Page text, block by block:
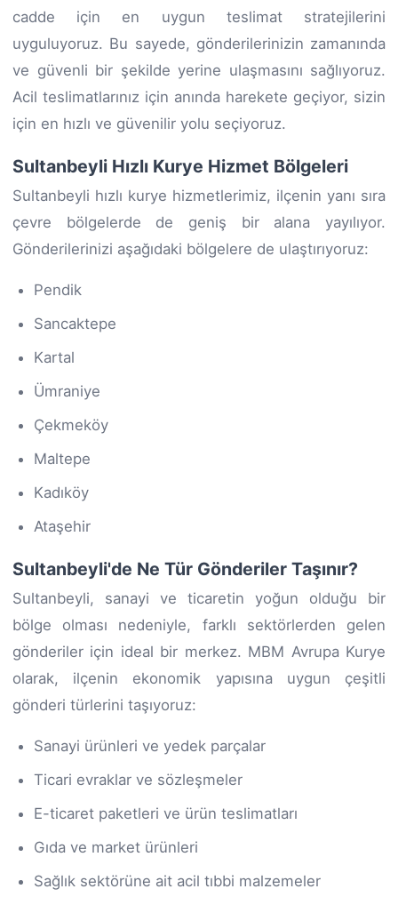
cadde için en uygun teslimat stratejilerini
uyguluyoruz. Bu sayede, gönderilerinizin zamanında
ve güvenli bir şekilde yerine ulaşmasını sağlıyoruz.
Acil teslimatlarınız için anında harekete geçiyor, sizin
için en hızlı ve güvenilir yolu seçiyoruz.
Sultanbeyli Hızlı Kurye Hizmet Bölgeleri
Sultanbeyli hızlı kurye hizmetlerimiz, ilçenin yanı sıra
çevre bölgelerde de geniş bir alana yayılıyor.
Gönderilerinizi aşağıdaki bölgelere de ulaştırıyoruz:
Pendik
Sancaktepe
Kartal
Ümraniye
Çekmeköy
Maltepe
Kadıköy
Ataşehir
Sultanbeyli'de Ne Tür Gönderiler Taşınır?
Sultanbeyli, sanayi ve ticaretin yoğun olduğu bir
bölge olması nedeniyle, farklı sektörlerden gelen
gönderiler için ideal bir merkez. MBM Avrupa Kurye
olarak, ilçenin ekonomik yapısına uygun çeşitli
gönderi türlerini taşıyoruz:
Sanayi ürünleri ve yedek parçalar
Ticari evraklar ve sözleşmeler
E-ticaret paketleri ve ürün teslimatları
Gıda ve market ürünleri
Sağlık sektörüne ait acil tıbbi malzemeler